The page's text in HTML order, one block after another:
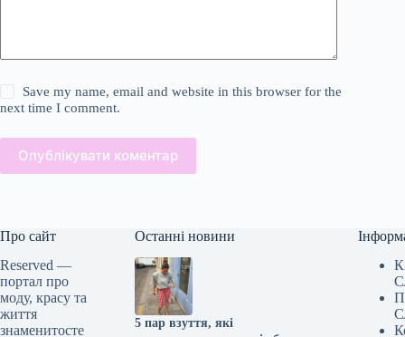
Save my name, email and website in this browser for the
next time I comment.
Опублікувати коментар
Про сайт
Reserved —
портал про
моду, красу та
життя
знаменитосте
Останні новини
5 пар взуття, які